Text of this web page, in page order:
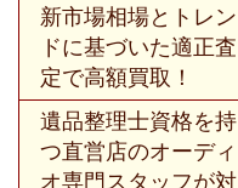
新市場相場とトレン
ドに基づいた適正査
定で高額買取！
遺品整理士資格を持
つ直営店のオーディ
オ専門スタッフが対